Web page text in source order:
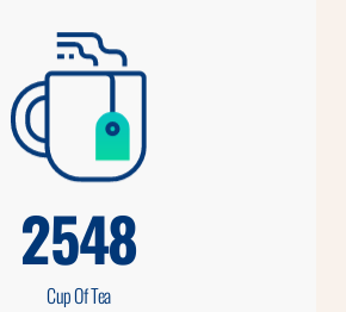
Cup Of Tea
2548